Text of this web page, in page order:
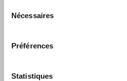
Nécessaires
Préférences
Statistiques
1 2